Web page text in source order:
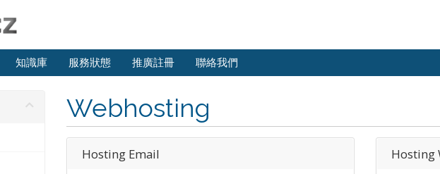
知識庫 服務狀態 推廣註冊 聯絡我們
Webhosting
Hosting Email Hosting